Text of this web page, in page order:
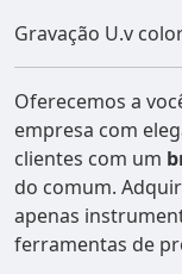
Gravação U.v
Oferecemos a
empresa com
clientes com um
do comum.
apenas
ferramentas de